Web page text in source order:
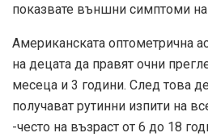
показвате външни симптоми
Американската оптометрична
на децата да правят очни
месеца и 3 години. След това
получават рутинни изпити на
-често на възраст от 6 до 18